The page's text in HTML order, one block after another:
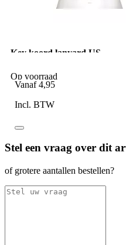
Key koord lanyard US
Op voorraad
Vanaf 4,95
Incl. BTW
Stel een vraag over dit
of grotere aantallen bestellen?